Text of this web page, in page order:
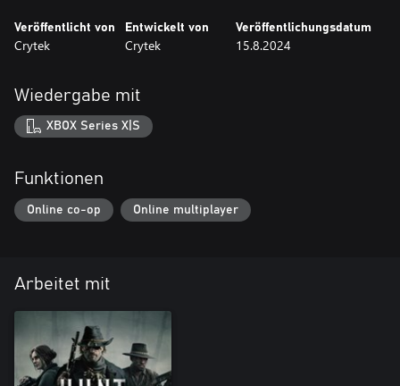
Veröffentlicht von
Crytek
Entwickelt von
Crytek
Veröffentlichungsdatum
15.8.2024
Wiedergabe mit
XBOX Series X|S
Funktionen
Online co-op Online multiplayer
Arbeitet mit